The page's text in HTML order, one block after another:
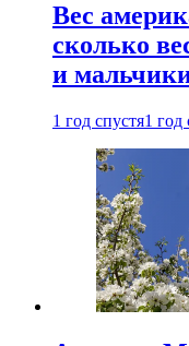
Вес
сколько
и
1 год спустя1 год